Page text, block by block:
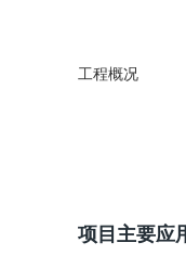
工程概况
项目主要应